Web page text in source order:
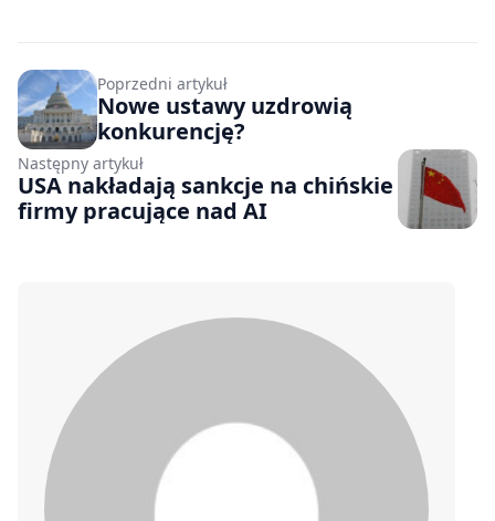
Poprzedni artykuł
Nowe ustawy uzdrowią
konkurencję?
Następny artykuł
USA nakładają sankcje na chińskie
firmy pracujące nad AI